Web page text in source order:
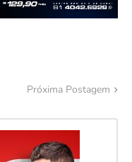
Próxima Postagem